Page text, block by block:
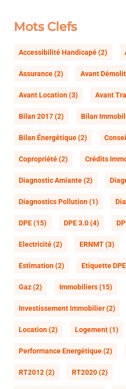
Mots Clefs
Accessibilité Handicapé(2)
Assurance(2) Avant
Avant Location(3) Avant
Bilan 2017(2) Bilan
Bilan Énergétique(2)
Copropriété(2) Crédits
Diagnostic Amiante(2)
Diagnostics Pollution(1)
DPE(15) DPE 3.0(4)
Electricité(2) ERNMT(3)
Estimation(2) Etiquette DPE
Gaz(2) Immobiliers(15)
Investissement Immobilier(2)
Location(2) Logement(1)
Performance Energétique(2)
RT2012(2) RT2020(2)